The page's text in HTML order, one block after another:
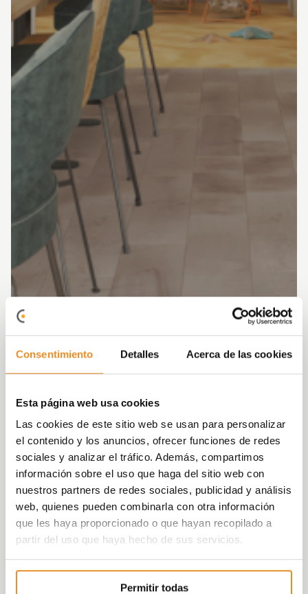
Consentimiento Detalles Acerca de las cookies
Esta página web usa cookies
Las cookies de este sitio web se usan para personalizar
el contenido y los anuncios, ofrecer funciones de redes
sociales y analizar el tráfico. Además, compartimos
información sobre el uso que haga del sitio web con
nuestros partners de redes sociales, publicidad y análisis
web, quienes pueden combinarla con otra información
que les haya proporcionado o que hayan recopilado a
partir del uso que haya hecho de sus servicios.
Permitir todas